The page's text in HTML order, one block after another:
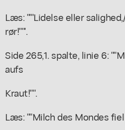
Læs: ""'Lidelse eller
rør!""'.
Side 265,1. spalte, linie 6:
aufs
Kraut!"".
Læs: ""Milch des Mondes